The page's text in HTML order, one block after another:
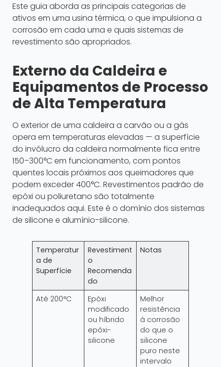
Este guia aborda as principais categorias de
ativos em uma usina térmica, o que impulsiona a
corrosão em cada uma e quais sistemas de
revestimento são apropriados.
Externo da Caldeira e
Equipamentos de Processo
de Alta Temperatura
O exterior de uma caldeira a carvão ou a gás
opera em temperaturas elevadas — a superfície
do invólucro da caldeira normalmente fica entre
150–300°C em funcionamento, com pontos
quentes locais próximos aos queimadores que
podem exceder 400°C. Revestimentos padrão de
epóxi ou poliuretano são totalmente
inadequados aqui. Este é o domínio dos sistemas
de silicone e alumínio-silicone.
Temperatur
a de
Superfície
Revestiment
o
Recomenda
do
Notas
Até 200°C
Epóxi
modificado
ou híbrido
epóxi-
silicone
Melhor
resistência
à corrosão
do que o
silicone
puro neste
intervalo